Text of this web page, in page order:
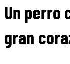
Un perro
gran